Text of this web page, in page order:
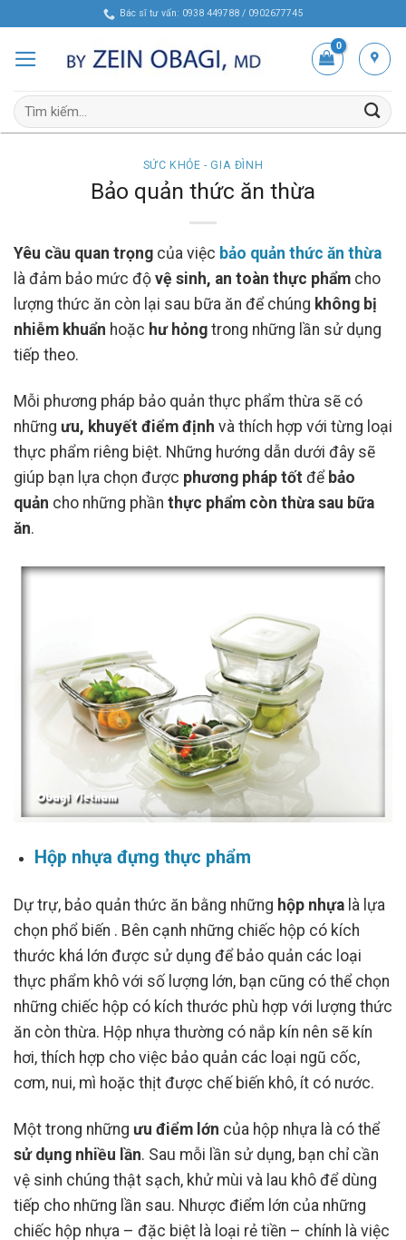
content
Bác sĩ tư vấn: 0938 449788 / 0902677745
Tìm
kiếm:
SỨC KHỎE - GIA ĐÌNH
Bảo quản thức ăn thừa
Yêu cầu quan trọng của việc bảo quản thức ăn thừa
là đảm bảo mức độ vệ sinh, an toàn thực phẩm cho
lượng thức ăn còn lại sau bữa ăn để chúng không bị
nhiễm khuẩn hoặc hư hỏng trong những lần sử dụng
tiếp theo.
Mỗi phương pháp bảo quản thực phẩm thừa sẽ có
những ưu, khuyết điểm định và thích hợp với từng loại
thực phẩm riêng biệt. Những hướng dẫn dưới đây sẽ
giúp bạn lựa chọn được phương pháp tốt đểbảo
quản cho những phần thực phẩm còn thừa sau bữa
ăn.
Hộp nhựa đựng thực phẩm
Dự trự, bảo quản thức ăn bằng những hộp nhựa là lựa
chọn phổ biến . Bên cạnh những chiếc hộp có kích
thước khá lớn được sử dụng để bảo quản các loại
thực phẩm khô với số lượng lớn, bạn cũng có thể chọn
những chiếc hộp có kích thước phù hợp với lượng thức
ăn còn thừa. Hộp nhựa thường có nắp kín nên sẽ kín
hơi, thích hợp cho việc bảo quản các loại ngũ cốc,
cơm, nui, mì hoặc thịt được chế biến khô, ít có nước.
Một trong những ưu điểm lớn của hộp nhựa là có thể
sử dụng nhiều lần. Sau mỗi lần sử dụng, bạn chỉ cần
vệ sinh chúng thật sạch, khử mùi và lau khô để dùng
tiếp cho những lần sau. Nhược điểm lớn của những
chiếc hộp nhựa – đặc biệt là loại rẻ tiền – chính là việc